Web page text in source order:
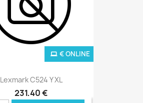
Lexmark C524 Y XL
231,40 €
€ ONLINE